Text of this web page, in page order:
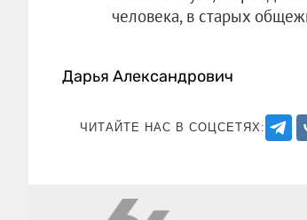
человека, в старых
Дарья Александрович
ЧИТАЙТЕ НАС В СОЦСЕТЯХ: